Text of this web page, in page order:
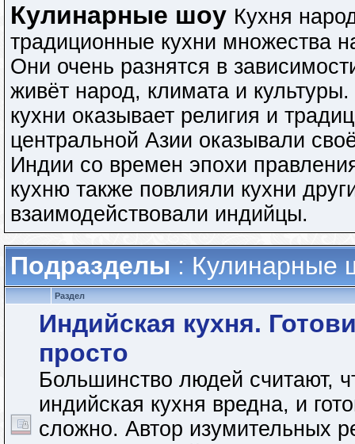
Кулинарные шоу Кухня
традиционные кухни множества
Они очень разнятся в
живёт народ, климата и
кухни оказывает религия и
центральной Азии оказывали
Индии со времен эпохи
кухню также повлияли кухни
взаимодействовали индийцы.
Подразделы : Кулинарные
Раздел
Индийская кухня.
просто
Большинство людей считают,
индийская кухня вредна, и
сложно. Автор изумительных